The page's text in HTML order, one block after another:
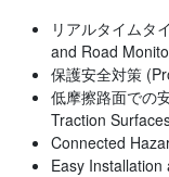
リアルタイムタ
and Road
保護安全対策
低摩擦路面での
Traction
Connected
Easy